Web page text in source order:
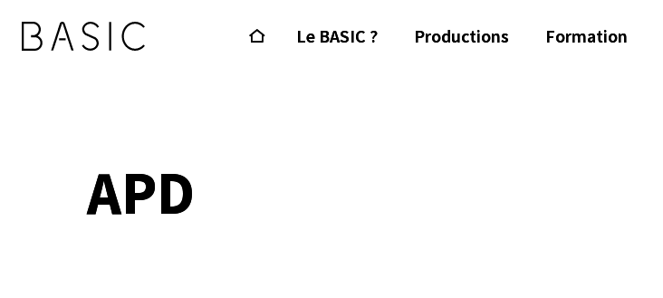
Le BASIC ? Productions Formation
APD